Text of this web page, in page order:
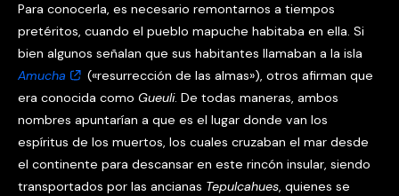
Para conocerla, es necesario remontarnos a tiempos
pretéritos, cuando el pueblo mapuche habitaba en ella. Si
bien algunos señalan que sus habitantes llamaban a la isla
Amucha
(«resurrección de las almas»), otros afirman que
era conocida como Gueuli. De todas maneras, ambos
nombres apuntarían a que es el lugar donde van los
espíritus de los muertos, los cuales cruzaban el mar desde
el continente para descansar en este rincón insular, siendo
transportados por las ancianas Tepulcahues, quienes se